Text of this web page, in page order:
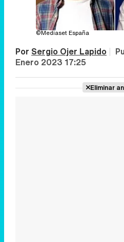
©Mediaset España
Por Sergio Ojer Lapido |
Enero 2023 17:25
Eliminar